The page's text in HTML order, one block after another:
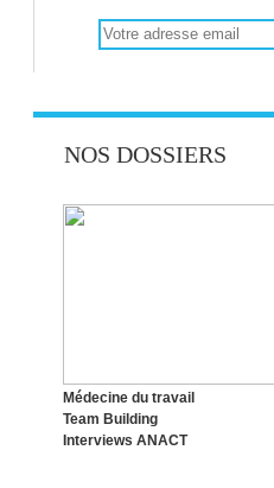
NOS DOSSIERS
Médecine du travail
Team Building
Interviews ANACT